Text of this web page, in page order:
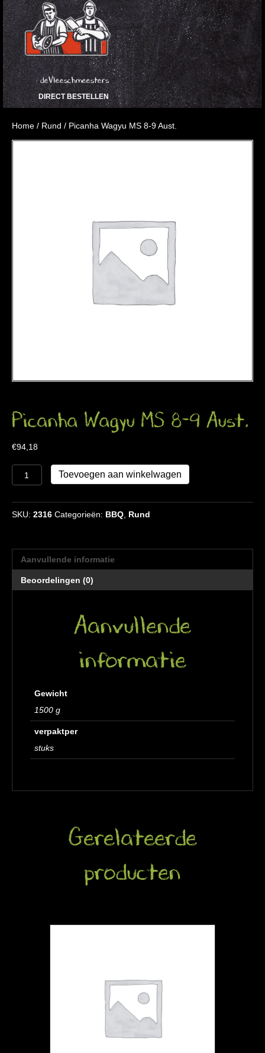
deVleeschmeesters
DIRECT BESTELLEN
Home / Rund / Picanha Wagyu MS 8-9 Aust.
Picanha Wagyu MS 8-9 Aust.
€94,18
Wagyu
8-
9
Toevoegen aan winkelwagen
SKU: 2316 Categorieën: BBQ Rund
Aanvullende informatie
Beoordelingen (0)
Aanvullende
informatie
Gewicht
1500 g
verpaktper
stuks
Gerelateerde
producten